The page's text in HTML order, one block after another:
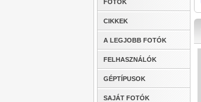
FOTÓK
CIKKEK
A LEGJOBB FOTÓK
FELHASZNÁLÓK
GÉPTÍPUSOK
SAJÁT FOTÓK